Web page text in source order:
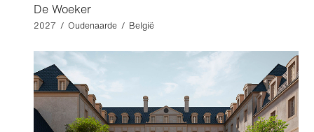
De Woeker
2027 / Oudenaarde / België